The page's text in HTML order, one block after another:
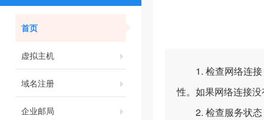
首页
虚拟主机
域名注册
企业邮局
1. 检查网络连接
性。如果网络连接
2. 检查服务状态